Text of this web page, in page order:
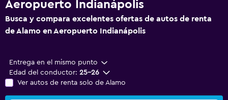
Aeropuerto Indianápolis
Busca y compara excelentes ofertas de autos de renta
de Alamo en Aeropuerto Indianápolis
Entrega en el mismo punto
Edad del conductor: 25-26
Ver autos de renta solo de Alamo